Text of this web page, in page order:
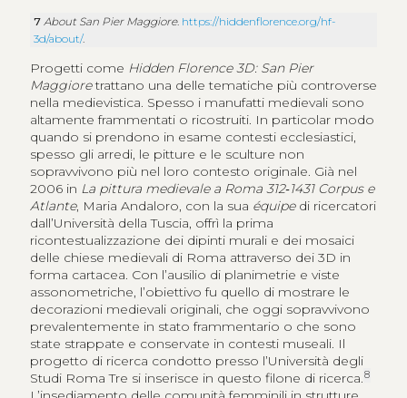
7 About San Pier Maggiore. https://hiddenflorence.org/hf-
3d/about/.
Progetti come Hidden Florence 3D: San Pier
Maggioretrattano una delle tematiche più controverse
nella medievistica. Spesso i manufatti medievali sono
altamente frammentati o ricostruiti. In particolar modo
quando si prendono in esame contesti ecclesiastici,
spesso gli arredi, le pitture e le sculture non
sopravvivono più nel loro contesto originale. Già nel
2006 in La pittura medievale a Roma 312‑1431 Corpus e
Atlante, Maria Andaloro, con la sua équipedi ricercatori
dall’Università della Tuscia, offrì la prima
ricontestualizzazione dei dipinti murali e dei mosaici
delle chiese medievali di Roma attraverso dei 3D in
forma cartacea. Con l’ausilio di planimetrie e viste
assonometriche, l’obiettivo fu quello di mostrare le
decorazioni medievali originali, che oggi sopravvivono
prevalentemente in stato frammentario o che sono
state strappate e conservate in contesti museali. Il
progetto di ricerca condotto presso l’Università degli
Studi Roma Tre si inserisce in questo filone di ricerca.8